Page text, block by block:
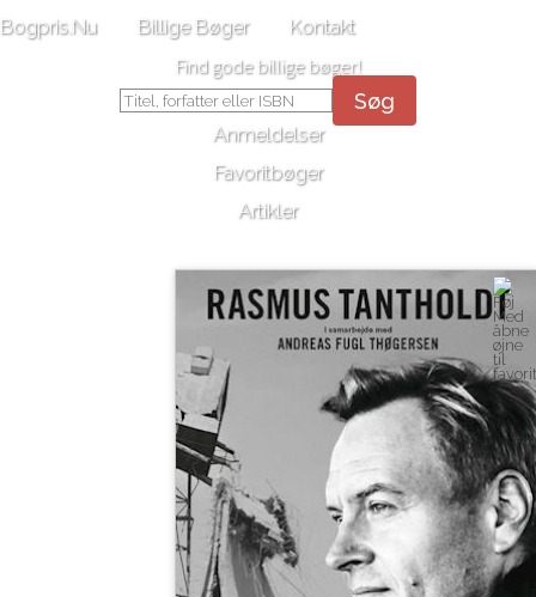
Bogpris.Nu Billige Bøger Kontakt
Find gode billige bøger!
Søg
Anmeldelser
Favoritbøger
Artikler